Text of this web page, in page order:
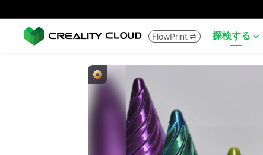
FlowPrint  探検する 